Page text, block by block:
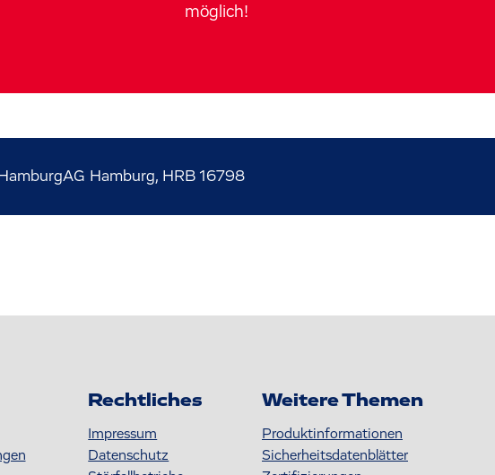
möglich!
HamburgAG Hamburg, HRB 16798
Rechtliches
Impressum
Datenschutz
Weitere Themen
Produktinformationen
S icherheitsdatenblätter